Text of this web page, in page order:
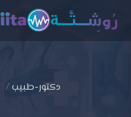
دكتور-طبيب